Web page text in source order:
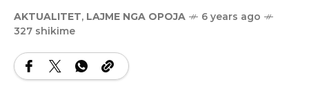
AKTUALITET, LAJME NGA OPOJA
6 years ago
327 shikime